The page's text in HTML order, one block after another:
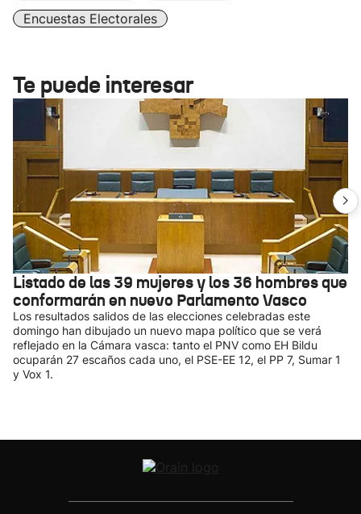
Encuestas Electorales
Te puede interesar
Listado de las 39 mujeres y los 36 hombres que
conformarán en nuevo Parlamento Vasco
Los resultados salidos de las elecciones celebradas este
domingo han dibujado un nuevo mapa político que se verá
reflejado en la Cámara vasca: tanto el PNV como EH Bildu
ocuparán 27 escaños cada uno, el PSE-EE 12, el PP 7, Sumar 1
y Vox 1.